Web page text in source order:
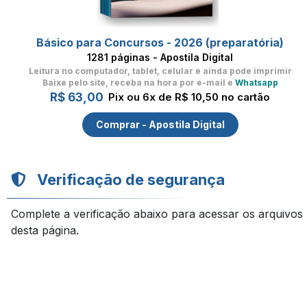
Básico para Concursos - 2026 (preparatória)
1281 páginas - Apostila Digital
Leitura no computador, tablet, celular e ainda pode imprimir
Baixe pelo site, receba na hora por e-mail e Whatsapp
R$ 63,00 Pix ou 6x de R$ 10,50 no cartão
Comprar - Apostila Digital
Verificação de segurança
Complete a verificação abaixo para acessar os arquivos
desta página.